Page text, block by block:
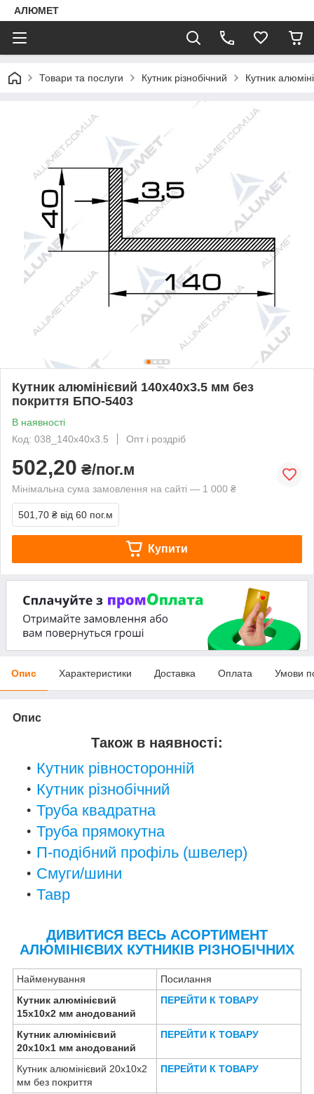
АЛЮМЕТ
Товари та послуги Кутник різнобічний Кутник
Кутник алюмінієвий 140х40х3.5 мм без
покриття БПО-5403
В наявності
Код: 038_140х40х3.5
Опт і роздріб
502,20 ₴/пог.м
Мінімальна сума замовлення на сайті — 1 000 ₴
501,70 ₴ від 60 пог.м
Купити
Опис Характеристики Доставка Оплата Умови
Опис
Також в наявності:
Кутник рівносторонній
Кутник різнобічний
Труба квадратна
Труба прямокутна
П-подібний профіль (швелер)
Смуги/шини
Тавр
ДИВИТИСЯ ВЕСЬ АСОРТИМЕНТ
АЛЮМІНІЄВИХ КУТНИКІВ РІЗНОБІЧНИХ
Найменування
Посилання
Кутник алюмінієвий
15х10х2 мм анодований
ПЕРЕЙТИ К ТОВАРУ
Кутник алюмінієвий
20х10х1 мм анодований
ПЕРЕЙТИ К ТОВАРУ
Кутник алюмінієвий 20х10х2
мм без покриття
ПЕРЕЙТИ К ТОВАРУ